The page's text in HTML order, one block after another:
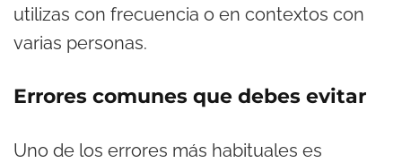
utilizas con frecuencia o en contextos con
varias personas.
Errores comunes que debes evitar
Uno de los errores más habituales es